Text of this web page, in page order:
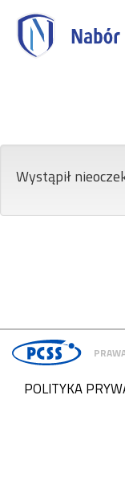
Wystąpił
POLITYKA